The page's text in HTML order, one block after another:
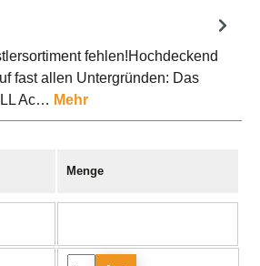
fehlen!Hochdeckend
fast allen Untergründen: Das
Ac… Mehr
Menge